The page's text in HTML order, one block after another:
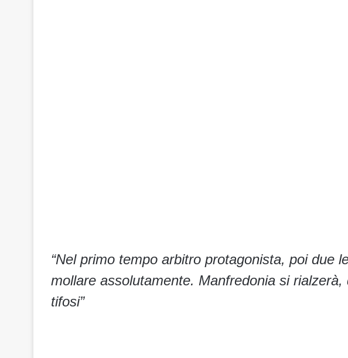
“Nel primo tempo arbitro protagonista, poi due
mollare assolutamente. Manfredonia si
tifosi”